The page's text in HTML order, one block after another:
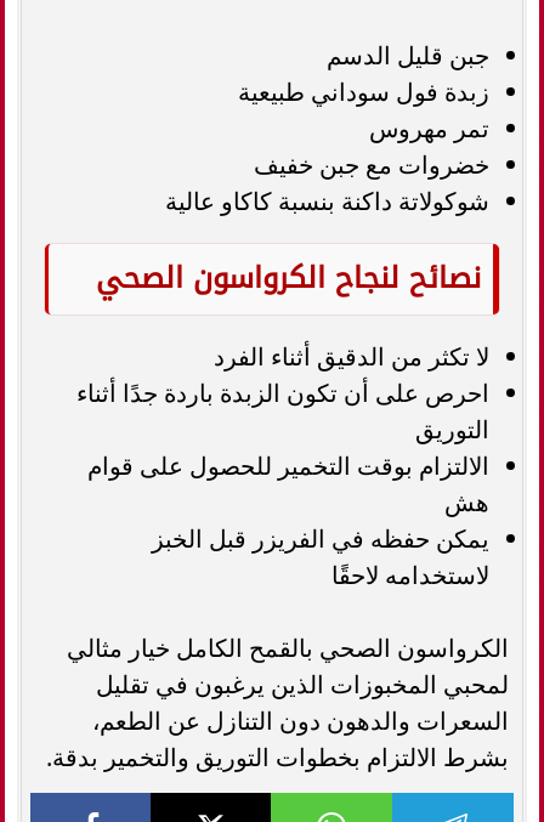
جبن قليل الدسم
زبدة فول سوداني طبيعية
تمر مهروس
خضروات مع جبن خفيف
شوكولاتة داكنة بنسبة كاكاو عالية
نصائح لنجاح الكرواسون الصحي
لا تكثر من الدقيق أثناء الفرد
احرص على أن تكون الزبدة باردة جدًا أثناء
التوريق
الالتزام بوقت التخمير للحصول على قوام
هش
يمكن حفظه في الفريزر قبل الخبز
لاستخدامه لاحقًا
الكرواسون الصحي بالقمح الكامل خيار مثالي
لمحبي المخبوزات الذين يرغبون في تقليل
السعرات والدهون دون التنازل عن الطعم،
بشرط الالتزام بخطوات التوريق والتخمير بدقة.